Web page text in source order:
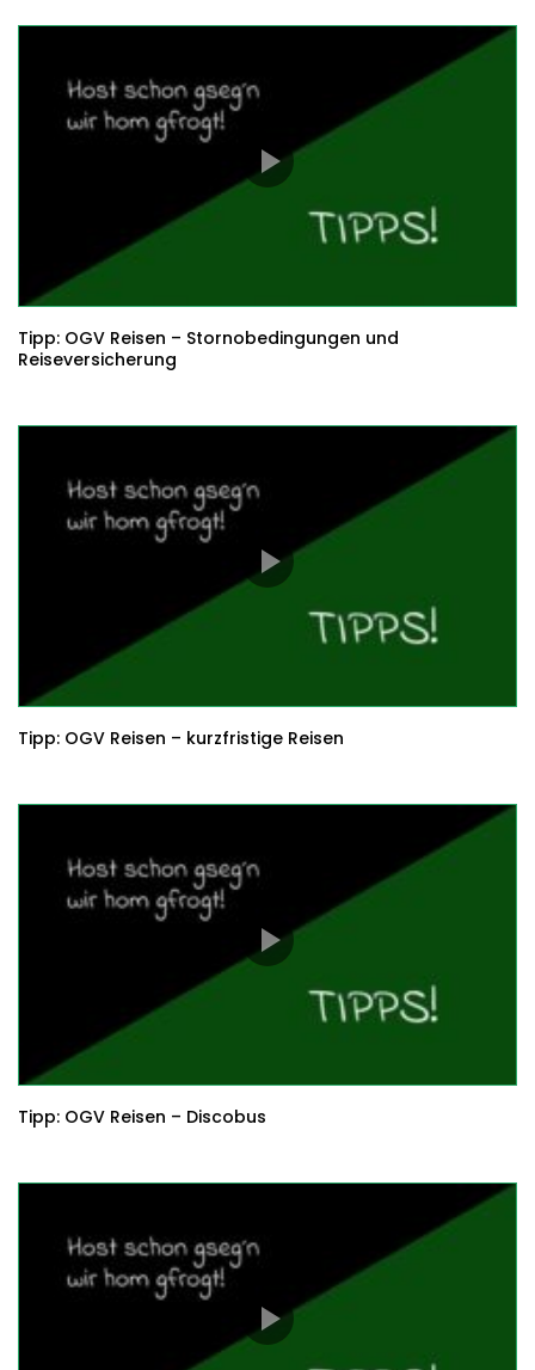
Tipp: OGV Reisen – Stornobedingungen und
Reiseversicherung
Tipp: OGV Reisen – kurzfristige Reisen
Tipp: OGV Reisen – Discobus